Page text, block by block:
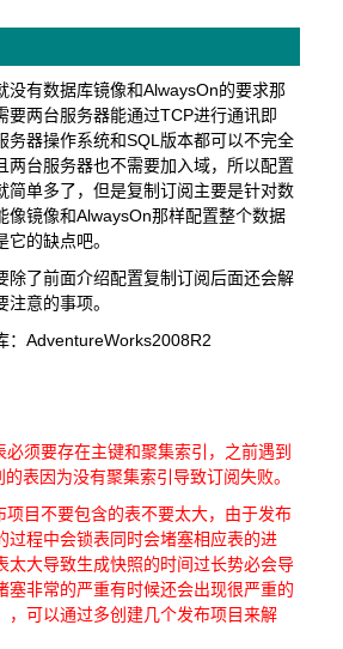
没有数据库镜像和AlwaysOn的要求那
要两台服务器能通过TCP进行通讯即
务器操作系统和SQL版本都可以不完全
两台服务器也不需要加入域，所以配置
简单多了，但是复制订阅主要是针对数
像镜像和AlwaysOn那样配置整个数据
它的缺点吧。
除了前面介绍配置复制订阅后面还会解
注意的事项。
：AdventureWorks2008R2
必须要存在主键和聚集索引，之前遇到
表因为没有聚集索引导致订阅失败。
项目不要包含的表不要太大，由于发布
过程中会锁表同时会堵塞相应表的进
太大导致生成快照的时间过长势必会导
塞非常的严重有时候还会出现很严重的
，可以通过多创建几个发布项目来解